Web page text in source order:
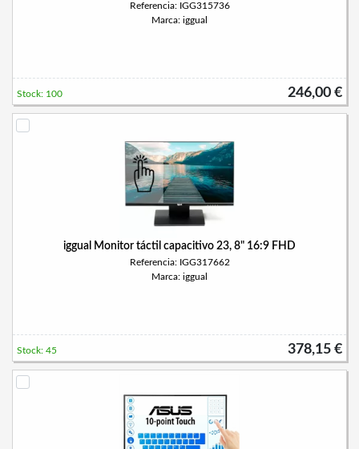
Referencia: IGG315736
Marca: iggual
246,00 €
Stock: 100
iggual Monitor táctil capacitivo 23, 8" 16:9 FHD
Referencia: IGG317662
Marca: iggual
378,15 €
Stock: 45